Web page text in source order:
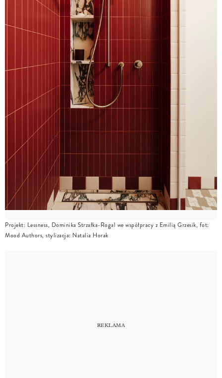
Projekt: Lessness, Dominika Strzałka-Rogal we współpracy z Emilią Grzesik, fot:
Mood Authors, stylizacja: Natalia Horak